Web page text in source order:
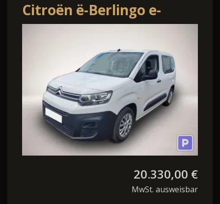
Citroën ë-Berlingo e-
Berlingo Live Pack
Elektromotor M 11kw
20.330,00 €
MwSt. ausweisbar